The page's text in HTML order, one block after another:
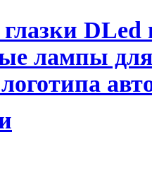
DLed
лампы